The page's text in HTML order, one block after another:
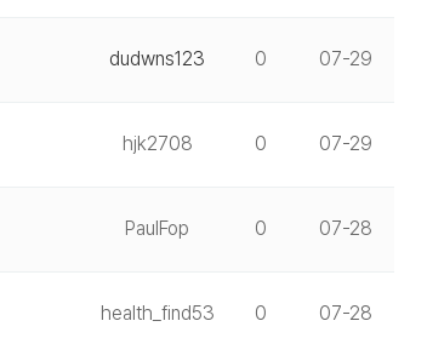
dudwns123 0 07-29
hjk2708 0 07-29
PaulFop 0 07-28
health_find53 0 07-28